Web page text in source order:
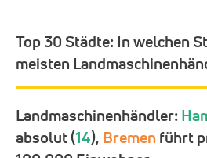
Top 30 Städte: In welchen
meisten
Landmaschinenhändler:
absolut (14), Bremen führt